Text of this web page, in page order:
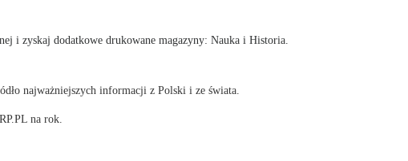
i zyskaj dodatkowe drukowane magazyny: Nauka i Historia.
najważniejszych informacji z Polski i ze świata.
na rok.